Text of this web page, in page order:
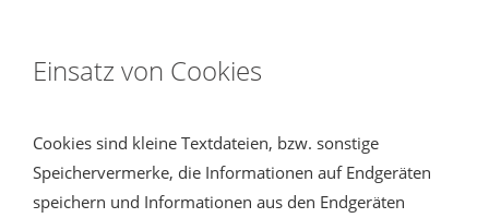
Einsatz von Cookies
Cookies sind kleine Textdateien, bzw. sonstige
Speichervermerke, die Informationen auf Endgeräten
speichern und Informationen aus den Endgeräten